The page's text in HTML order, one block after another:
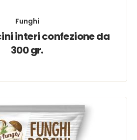
Funghi
interi confezione da
300 gr.